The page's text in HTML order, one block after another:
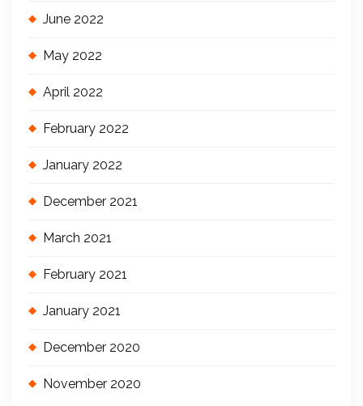
June 2022
May 2022
April 2022
February 2022
January 2022
December 2021
March 2021
February 2021
January 2021
December 2020
November 2020